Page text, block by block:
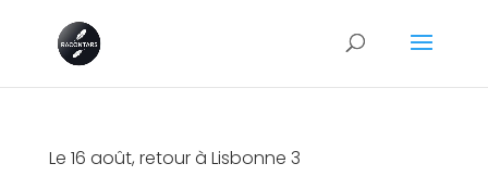
Le 16 août, retour à Lisbonne 3